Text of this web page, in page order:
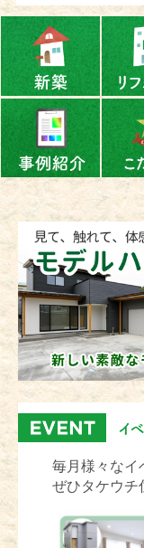
毎月様々なイ
ぜひタケウチ